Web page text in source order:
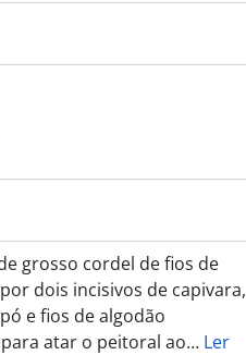
grosso cordel de fios de
dois incisivos de capivara,
e fios de algodão
atar o peitoral ao… Ler